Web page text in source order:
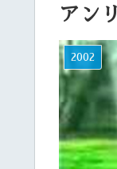
アン
2002